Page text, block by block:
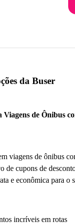
da Buser
de Ônibus
viagens de ônibus
de cupons de
e econômica para o
incríveis em rotas